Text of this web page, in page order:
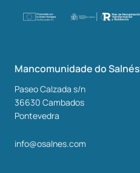
Mancomunidade do Salnés
Paseo Calzada s/n
36630 Cambados
Pontevedra
info@osalnes.com